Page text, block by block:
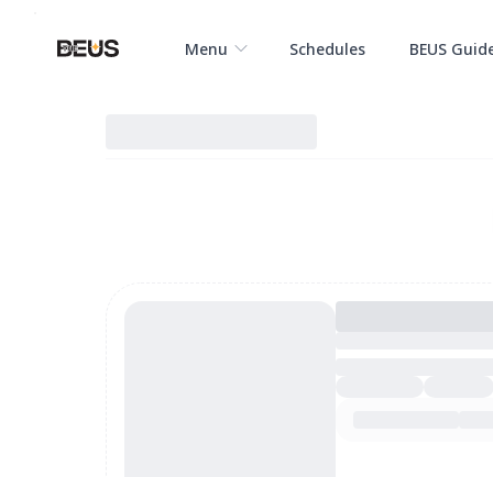
The BEUS
The BEUS - แหล่งรวมชุมชนแฟนคลับวง BUS
Menu Schedules BEUS